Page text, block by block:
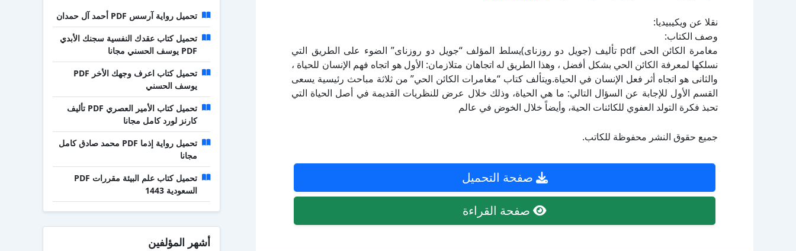
نقلا عن ويكيبيديا:
وصف الكتاب:
مغامرة الكائن الحى pdf تأليف (جويل دو روزناى)يسلط المؤلف “جويل دو روزناى” الضوء على الطريق التي
نسلكها لمعرفة الكائن الحي بشكل أفضل ، وهذا الطريق له اتجاهان متلازمان: الأول هو اتجاه فهم الإنسان للحياة ،
والثانى هو اتجاه أثر فعل الإنسان في الحياة.ويتألف كتاب “مغامرات الكائن الحي” من ثلاثة مباحث رئيسية يسعى
القسم الأول للإجابة عن السؤال التالي: ما هي الحياة، وذلك خلال عرض للنظريات القديمة في أصل الحياة التي
تحبذ فكرة التولد العفوي للكائنات الحية، وأيضاً خلال الخوض في عالم
جميع حقوق النشر محفوظة للكاتب.
صفحة التحميل
صفحة القراءة
تحميل رواية آرسس PDF أحمد آل حمدان
تحميل كتاب عقدك النفسية سجنك الأبدي
PDF يوسف الحسني مجانا
تحميل كتاب اعرف وجهك الأخر PDF
يوسف الحسني
تحميل كتاب الأمير العصري PDF تأليف
كارنز لورد كامل مجانا
تحميل رواية إذما PDF محمد صادق كامل
مجانا
تحميل كتاب علم البيئة مقررات PDF
السعودية 1443
أشهر المؤلفين